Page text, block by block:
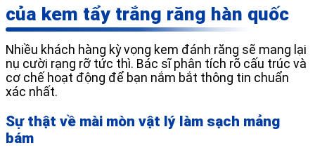
của kem tẩy trắng răng hàn quốc
Nhiều khách hàng kỳ vọng kem đánh răng sẽ mang lại
nụ cười rạng rỡ tức thì. Bác sĩ phân tích rõ cấu trúc và
cơ chế hoạt động để bạn nắm bắt thông tin chuẩn
xác nhất.
Sự thật về mài mòn vật lý làm sạch mảng
bám